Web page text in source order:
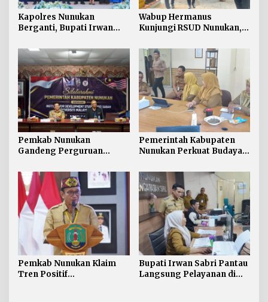
Kapolres Nunukan
Berganti, Bupati Irwan
Jaga Stabilitas Wilayah
Perbatasan
Wabup Hermanus
Kunjungi RSUD Nunukan,
Pelayanan Kesehatan
Pemkab Nunukan
Gandeng Perguruan
Dukung Pembangunan
Perbatasan
Pemerintah Kabupaten
Nunukan Perkuat Budaya
Publik
Pemkab Nunukan Klaim
Tren Positif
Bupati Irwan Sabri Pantau
Langsung Pelayanan di